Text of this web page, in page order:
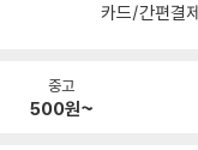
카드/간편결
중고
500원~